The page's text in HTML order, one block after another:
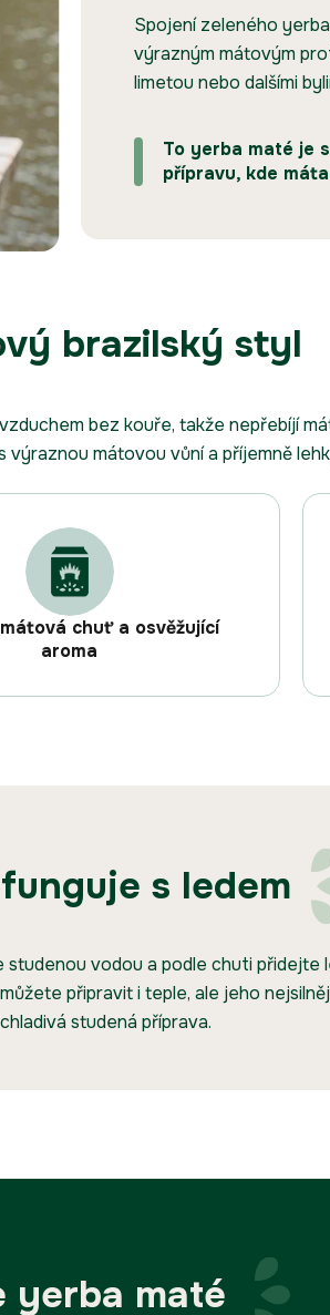
Spojení zeleného
výrazným mátovým
limetou nebo dalšími
To yerba maté je
přípravu, kde
brazilský styl
bez kouře, takže nepřebíjí
výraznou mátovou vůní a příjemně
chuť a osvěžující
aroma
s ledem
vodou a podle chuti přidejte
připravit i teple, ale jeho
studená příprava.
yerba maté